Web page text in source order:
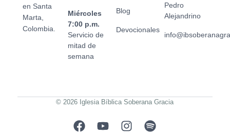
en Santa
Marta,
Colombia.
Miércoles
7:00 p.m.
Servicio de
mitad de
semana
Blog
Devocionales
Pedro
Alejandrino
© 2026 Iglesia Bíblica Soberana Gracia